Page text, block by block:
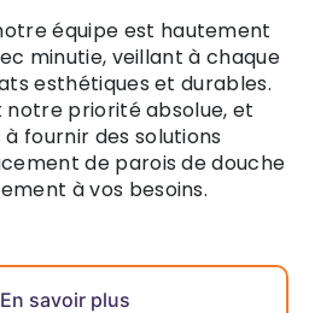
équipe est hautement
minutie, veillant à chaque
esthétiques et durables.
priorité absolue, et
fournir des solutions
de parois de douche
à vos besoins.
En savoir plus